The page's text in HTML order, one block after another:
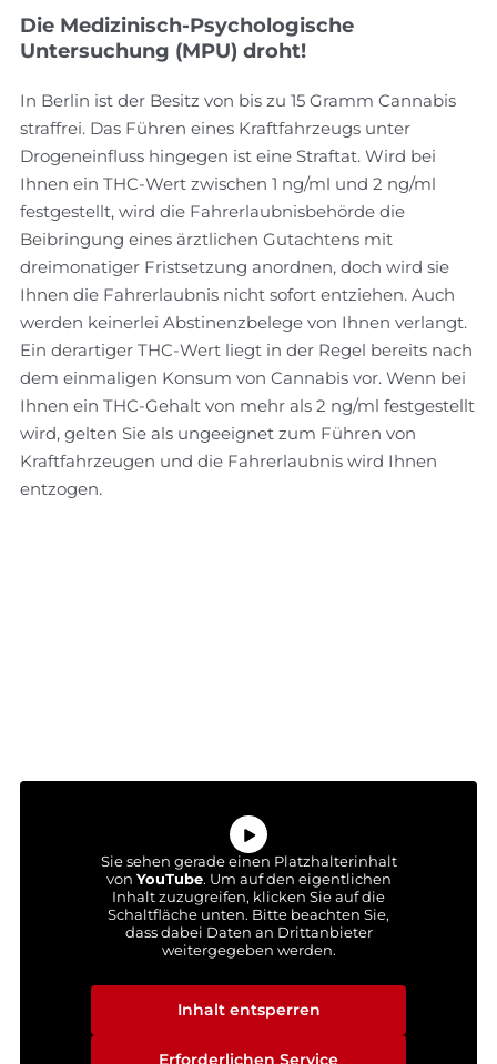
Die Medizinisch-Psychologische
Untersuchung (MPU) droht!
In Berlin ist der Besitz von bis zu 15 Gramm Cannabis
straffrei. Das Führen eines Kraftfahrzeugs unter
Drogeneinfluss hingegen ist eine Straftat. Wird bei
Ihnen ein THC-Wert zwischen 1 ng/ml und 2 ng/ml
festgestellt, wird die Fahrerlaubnisbehörde die
Beibringung eines ärztlichen Gutachtens mit
dreimonatiger Fristsetzung anordnen, doch wird sie
Ihnen die Fahrerlaubnis nicht sofort entziehen. Auch
werden keinerlei Abstinenzbelege von Ihnen verlangt.
Ein derartiger THC-Wert liegt in der Regel bereits nach
dem einmaligen Konsum von Cannabis vor. Wenn bei
Ihnen ein THC-Gehalt von mehr als 2 ng/ml festgestellt
wird, gelten Sie als ungeeignet zum Führen von
Kraftfahrzeugen und die Fahrerlaubnis wird Ihnen
entzogen.
Sie sehen gerade einen Platzhalterinhalt
von YouTube. Um auf den eigentlichen
Inhalt zuzugreifen, klicken Sie auf die
Schaltfläche unten. Bitte beachten Sie,
dass dabei Daten an Drittanbieter
weitergegeben werden.
Inhalt entsperren
Erforderlichen Service